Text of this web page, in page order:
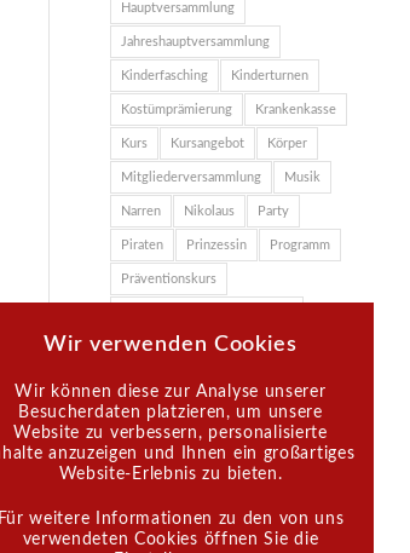
Hauptversammlung
Jahreshauptversammlung
Kinderfasching Kinderturnen
Kostümprämierung Krankenkasse
Kurs Kursangebot Körper
Mitgliederversammlung Musik
Narren Nikolaus Party
Piraten Prinzessin Programm
Präventionskurs
Spaß Sport
TSV TSV-Halle
TSV Großdeinbach Ute Meinke
Vereinsgaststätte Vorstand
Zauberer Zertifizierter Kurs
Wir verwenden Cookies
Wir können diese zur Analyse unserer
Besucherdaten platzieren, um unsere
Website zu verbessern, personalisierte
anzuzeigen und Ihnen ein großartiges
Website-Erlebnis zu bieten.
Für weitere Informationen zu den von uns
verwendeten Cookies öffnen Sie die